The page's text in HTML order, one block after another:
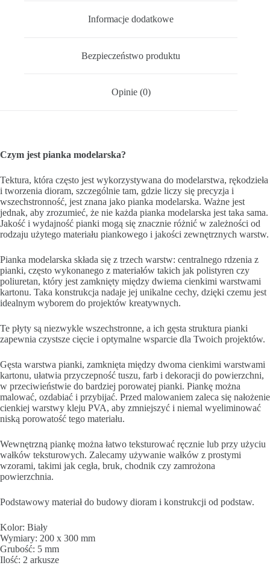
Informacje dodatkowe
Bezpieczeństwo produktu
Opinie (0)
Czym jest pianka modelarska?
Tektura, która często jest wykorzystywana do modelarstwa, rękodzieła
i tworzenia dioram, szczególnie tam, gdzie liczy się precyzja i
wszechstronność, jest znana jako pianka modelarska. Ważne jest
jednak, aby zrozumieć, że nie każda pianka modelarska jest taka sama.
Jakość i wydajność pianki mogą się znacznie różnić w zależności od
rodzaju użytego materiału piankowego i jakości zewnętrznych warstw.
Pianka modelarska składa się z trzech warstw: centralnego rdzenia z
pianki, często wykonanego z materiałów takich jak polistyren czy
poliuretan, który jest zamknięty między dwiema cienkimi warstwami
kartonu. Taka konstrukcja nadaje jej unikalne cechy, dzięki czemu jest
idealnym wyborem do projektów kreatywnych.
Te płyty są niezwykle wszechstronne, a ich gęsta struktura pianki
zapewnia czystsze cięcie i optymalne wsparcie dla Twoich projektów.
Gęsta warstwa pianki, zamknięta między dwoma cienkimi warstwami
kartonu, ułatwia przyczepność tuszu, farb i dekoracji do powierzchni,
w przeciwieństwie do bardziej porowatej pianki. Piankę można
malować, ozdabiać i przybijać. Przed malowaniem zaleca się nałożenie
cienkiej warstwy kleju PVA, aby zmniejszyć i niemal wyeliminować
niską porowatość tego materiału.
Wewnętrzną piankę można łatwo teksturować ręcznie lub przy użyciu
wałków teksturowych. Zalecamy używanie wałków z prostymi
wzorami, takimi jak cegła, bruk, chodnik czy zamrożona
powierzchnia.
Podstawowy materiał do budowy dioram i konstrukcji od podstaw.
Kolor: Biały
Wymiary: 200 x 300 mm
Grubość: 5 mm
Ilość: 2 arkusze